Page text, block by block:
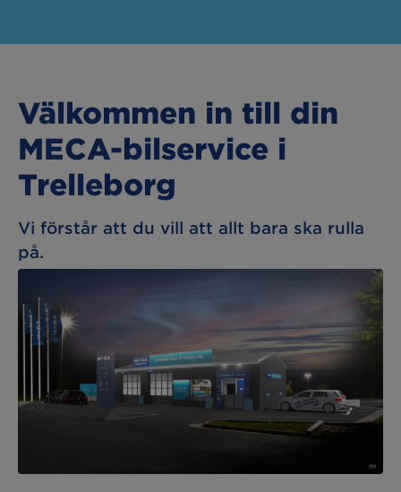
Välkommen in till din
MECA-bilservice i
Trelleborg
Vi förstår att du vill att allt bara ska rulla
på.